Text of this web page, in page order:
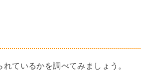
ているかを調べてみましょう。